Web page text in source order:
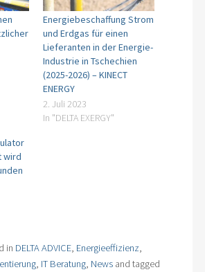
Energiebeschaffung Strom
und Erdgas für einen
Lieferanten in der Energie-
Industrie in Tschechien
(2025-2026) – KINECT
ENERGY
2. Juli 2023
In "DELTA EXERGY"
wird
in DELTA ADVICE, Energieeffizienz,
, IT Beratung, Newsand tagged